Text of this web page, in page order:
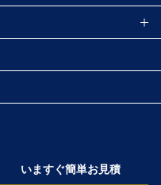
いますぐ簡単お見積